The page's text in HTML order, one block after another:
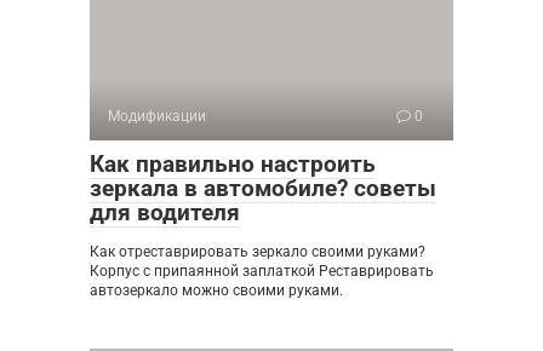
Модификации 0
Как правильно настроить
зеркала в автомобиле? советы
для водителя
Как отреставрировать зеркало своими руками?
Корпус с припаянной заплаткой Реставрировать
автозеркало можно своими руками.